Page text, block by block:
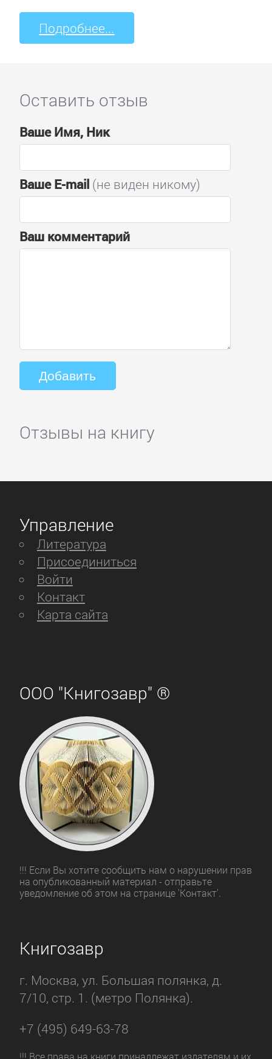
Подробнее...
Оставить отзыв
Ваше Имя, Ник
Ваше E-mail(не виден никому)
Ваш комментарий
Отзывы на книгу
Управление
Литература
Присоединиться
Войти
Контакт
Карта сайта
ООО "Книгозавр" ®
!!! Если Вы хотите сообщить нам о нарушении прав
на опубликованный материал - отправьте
уведомление об этом на странице 'Контакт'.
Книгозавр
г. Москва, ул. Большая полянка, д.
7/10, стр. 1. (метро Полянка).
+7 (495) 649-63-78
!!! Все права на книги принадлежат издателям и их